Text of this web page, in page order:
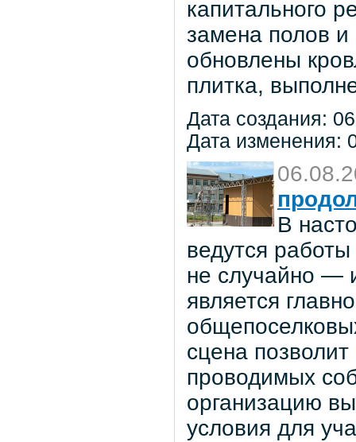
капитального
замена полов
обновлены
плитка,
Дата создания:
Дата изменения:
В
ведутся
не случайно —
является
сцена
проводимых
организацию
условия для